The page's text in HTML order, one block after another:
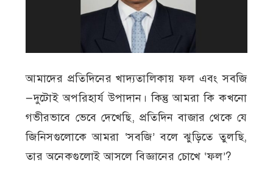
আমাদের প্রতিদিনের খাদ্যতালিকায় ফল এবং সবজি
—দুটোই অপরিহার্য উপাদান। কিন্তু আমরা কি কখনো
গভীরভাবে ভেবে দেখেছি, প্রতিদিন বাজার থেকে যে
জিনিসগুলোকে আমরা ‘সবজি’ বলে ঝুড়িতে তুলছি,
তার অনেকগুলোই আসলে বিজ্ঞানের চোখে ‘ফল’?